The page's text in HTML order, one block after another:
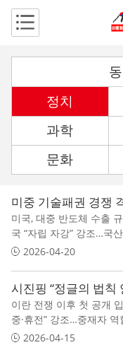
정치
과학
문화
미국, 대중 반도체 수출
국 “자립 자강” 강조…국
로벌 기업들 ‘탈중국 vs 중
2026-04-20
이란 전쟁 이후 첫 공개
중·휴전” 강조…중재자 역
봉쇄’에 정면 비판, 미중 갈
2026-04-15